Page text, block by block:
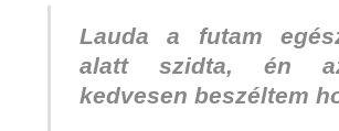
Lauda a futam
alatt szidta, én
kedvesen beszéltem